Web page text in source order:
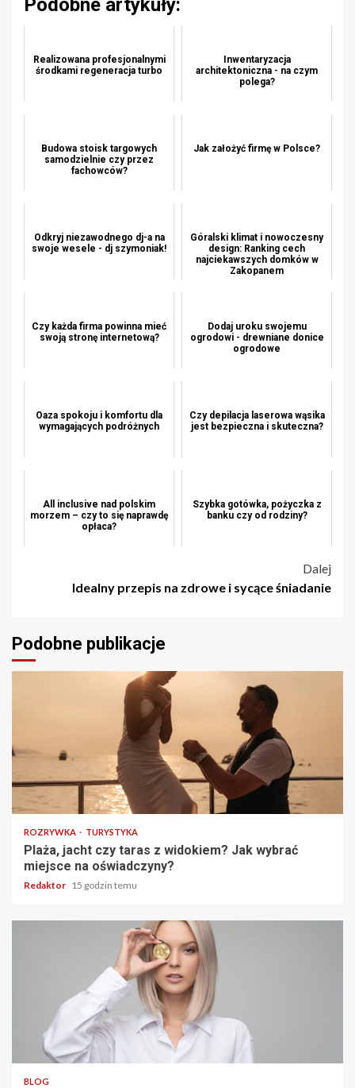
Podobne artykuły:
Realizowana profesjonalnymi
środkami regeneracja turbo
Inwentaryzacja
architektoniczna - na czym
polega?
Budowa stoisk targowych
samodzielnie czy przez
fachowców?
Jak założyć firmę w Polsce?
Odkryj niezawodnego dj-a na
swoje wesele - dj szymoniak!
Góralski klimat i nowoczesny
design: Ranking cech
najciekawszych domków w
Zakopanem
Czy każda firma powinna mieć
swoją stronę internetową?
Dodaj uroku swojemu
ogrodowi - drewniane donice
ogrodowe
Oaza spokoju i komfortu dla
wymagających podróżnych
Czy depilacja laserowa wąsika
jest bezpieczna i skuteczna?
All inclusive nad polskim
morzem – czy to się naprawdę
opłaca?
Szybka gotówka, pożyczka z
banku czy od rodziny?
Dalej
Idealny przepis na zdrowe i sycące śniadanie
Podobne publikacje
4 min odczytu
ROZRYWKA TURYSTYKA
Plaża, jacht czy taras z widokiem? Jak wybrać
miejsce na oświadczyny?
Redaktor 15 godzin temu
3 min odczytu
BLOG